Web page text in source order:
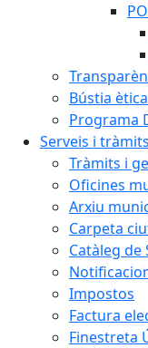
Bústia
Programa
Serveis i tràmits
Tràmits i
Oficines
Arxiu
Carpeta
Catàleg de
Impostos
Factura
Finestreta